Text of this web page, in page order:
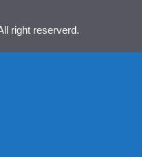
right reserverd.